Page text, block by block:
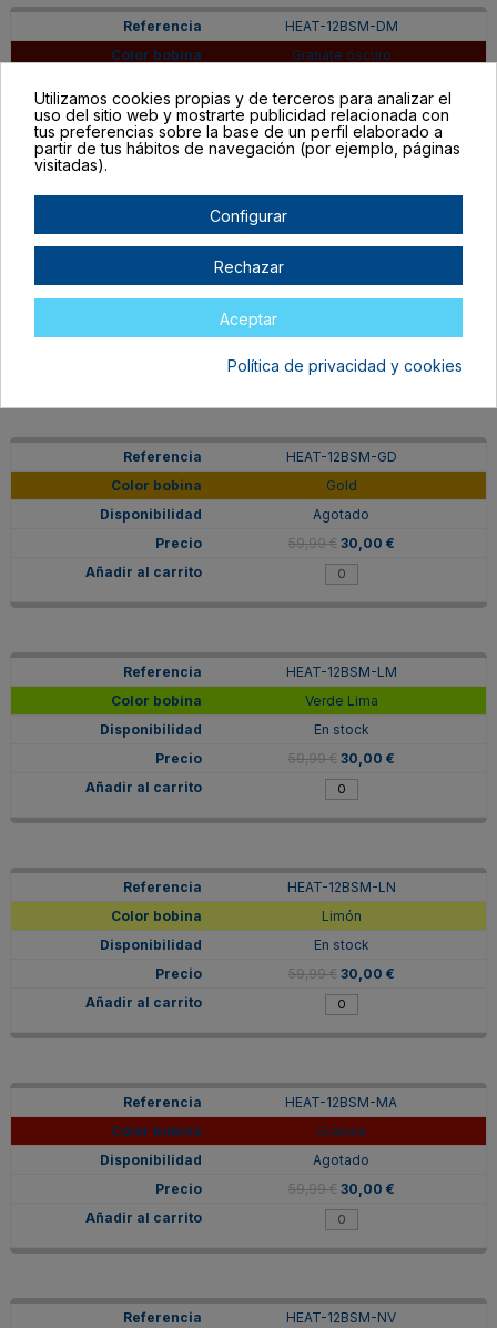
HEAT-12BSM-DM
Granate oscuro
59,99 € 30,00 €
En stock
HEAT-12BSM-GD
Gold
Agotado
59,99 € 30,00 €
HEAT-12BSM-LM
Verde Lima
En stock
59,99 € 30,00 €
HEAT-12BSM-LN
Limón
En stock
59,99 € 30,00 €
HEAT-12BSM-MA
Granate
Agotado
59,99 € 30,00 €
HEAT-12BSM-NV
Utilizamos cookies propias y de terceros para analizar el
uso del sitio web y mostrarte publicidad relacionada con
tus preferencias sobre la base de un perfil elaborado a
partir de tus hábitos de navegación (por ejemplo, páginas
visitadas).
Configurar
Rechazar
Aceptar
Política de privacidad y cookies